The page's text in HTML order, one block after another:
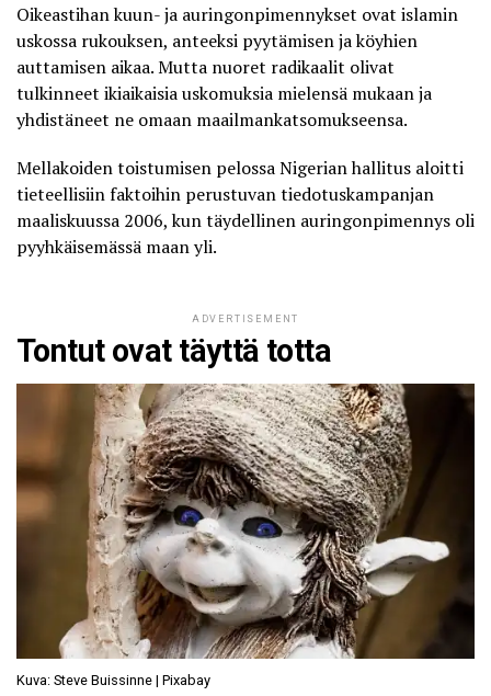
Oikeastihan kuun- ja auringonpimennykset ovat islamin
uskossa rukouksen, anteeksi pyytämisen ja köyhien
auttamisen aikaa. Mutta nuoret radikaalit olivat
tulkinneet ikiaikaisia uskomuksia mielensä mukaan ja
yhdistäneet ne omaan maailmankatsomukseensa.
Mellakoiden toistumisen pelossa Nigerian hallitus aloitti
tieteellisiin faktoihin perustuvan tiedotuskampanjan
maaliskuussa 2006, kun täydellinen auringonpimennys oli
pyyhkäisemässä maan yli.
ADVERTISEMENT
Tontut ovat täyttä totta
Kuva: Steve Buissinne | Pixabay